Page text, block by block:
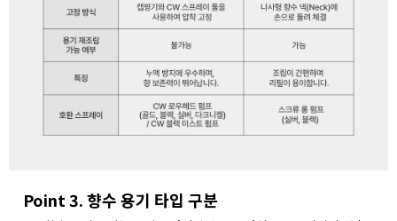
Point 3. 향수 용기 타입 구분